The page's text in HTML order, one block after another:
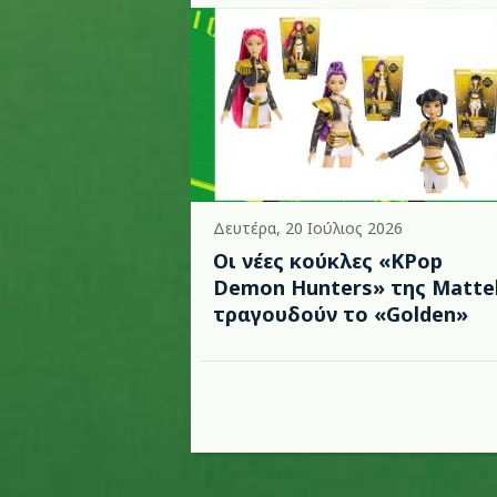
Δευτέρα, 20 Ιούλιος 2026
Οι νέες κούκλες «KPop
Demon Hunters» της
τραγουδούν το «Golden»